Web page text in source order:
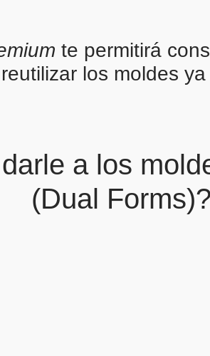
te permitirá
los moldes
a los
(Dual Forms)?